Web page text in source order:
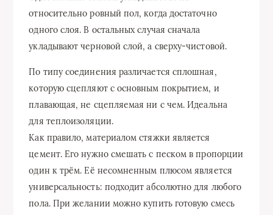
относительно ровный пол, когда достаточно
одного слоя. В остальных случая сначала
укладывают черновой слой, а сверху-чистовой.
По типу соединения различается сплошная,
которую сцепляют с основным покрытием, и
плавающая, не сцепляемая ни с чем. Идеальна
для теплоизоляции.
Как правило, материалом стяжки является
цемент. Его нужно смешать с песком в пропорции
один к трём. Её несомненным плюсом является
универсальность: подходит абсолютно для любого
пола. При желании можно купить готовую смесь